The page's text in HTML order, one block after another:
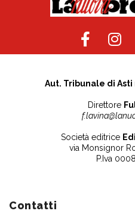
Aut. Tribunale di
Direttore
Società editrice
via Monsignor
P.Iva
Contatti